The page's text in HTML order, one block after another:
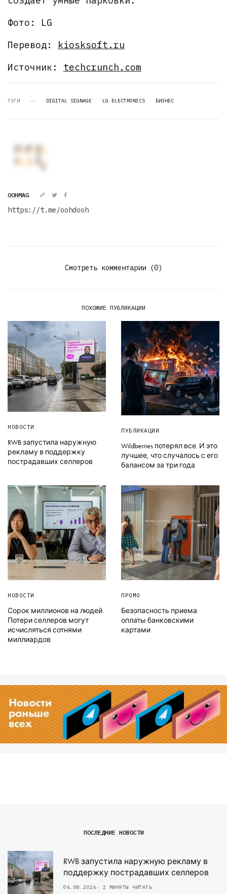
Фото: LG
Перевод: kiosksoft.ru
Источник: techcrunch.com
ТЭГИ DIGITAL SIGNAGE LG ELECTRONICS БИЗНЕС
OOHMAG
https://t.me/oohdooh
Смотреть комментарии (0)
ПОХОЖИЕ ПУБЛИКАЦИИ
НОВОСТИ
RWB запустила наружную
рекламу в поддержку
пострадавших селлеров
ПУБЛИКАЦИИ
Wildberries потерял все. И это
лучшее, что случалось с его
балансом за три года
НОВОСТИ
Сорок миллионов на людей.
Потери селлеров могут
исчисляться сотнями
миллиардов
ПРОМО
Безопасность приема
оплаты банковскими
картами
ПОСЛЕДНИЕ НОВОСТИ
RWB запустила наружную рекламу в
поддержку пострадавших селлеров
06.08.2026 2 МИНУТЫ ЧИТАТЬ